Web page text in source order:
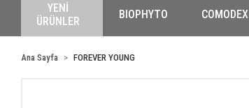
YENİ
ÜRÜNLER
BIOPHYTO COMODEX
Ana Sayfa FOREVER YOUNG